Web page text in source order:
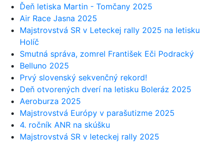
Ďeň letiska Martin - Tomčany 2025
Air Race Jasna 2025
Majstrovstvá SR v Leteckej rally 2025 na letisku
Holíč
Smutná správa, zomrel František Eči Podracký
Belluno 2025
Prvý slovenský sekvenčný rekord!
Deň otvorených dverí na letisku Boleráz 2025
Aeroburza 2025
Majstrovstvá Európy v parašutizme 2025
4. ročník ANR na skúšku
Majstrovstvá SR v leteckej rally 2025